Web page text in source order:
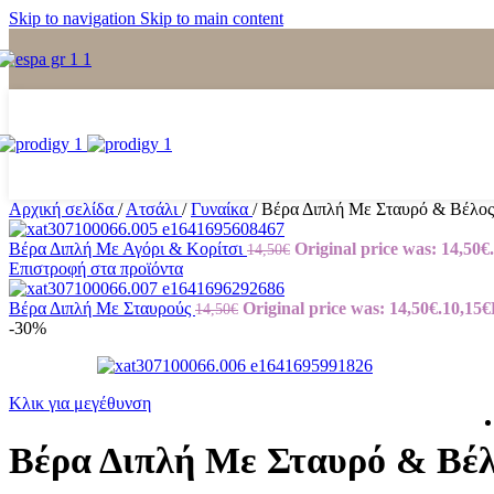
Skip to navigation Skip to main content
Αρχική σελίδα / Ατσάλι / Γυναίκα / Βέρα Διπλή Με Σταυρό & Βέλος
Βέρα Διπλή Με Αγόρι & Κορίτσι 14,50€ Original price was: 14,50€.
Επιστροφή στα προϊόντα
Βέρα Διπλή Με Σταυρούς 14,50€ Original price was: 14,50€.10,15€
-30%
Κλικ για μεγέθυνση
Βέρα Διπλή Με Σταυρό &